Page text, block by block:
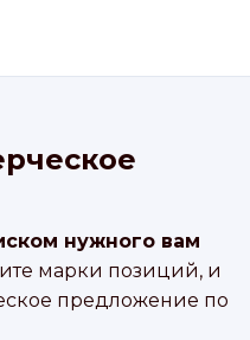
нужного вам
марки позиций, и
предложение по